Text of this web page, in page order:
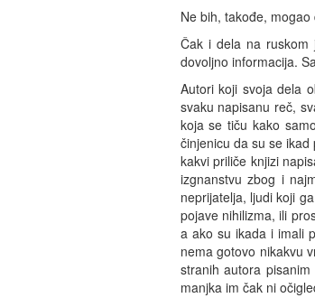
Ne bih, takođe,
Čak i dela na ruskom
dovoljno informacija.
Autori koji svoja dela
svaku napisanu reč,
koja se tiču kako
činjenicu da su se
kakvi priliče knjizi
izgnanstvu zbog i
neprijatelja, ljudi koji
pojave nihilizma, ili
a ako su ikada i imali
nema gotovo nikakvu
stranih autora
manjka im čak ni